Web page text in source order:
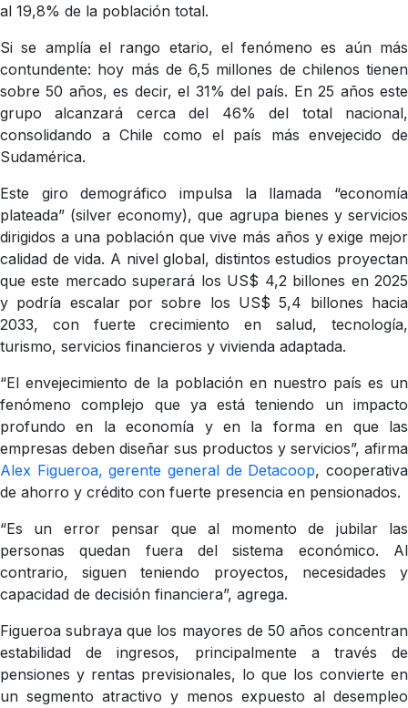
al 19,8% de la población total.
Si se amplía el rango etario, el fenómeno es aún más
contundente: hoy más de 6,5 millones de chilenos tienen
sobre 50 años, es decir, el 31% del país. En 25 años este
grupo alcanzará cerca del 46% del total nacional,
consolidando a Chile como el país más envejecido de
Sudamérica.
Este giro demográfico impulsa la llamada “economía
plateada” (silver economy), que agrupa bienes y servicios
dirigidos a una población que vive más años y exige mejor
calidad de vida. A nivel global, distintos estudios proyectan
que este mercado superará los US$ 4,2 billones en 2025
y podría escalar por sobre los US$ 5,4 billones hacia
2033, con fuerte crecimiento en salud, tecnología,
turismo, servicios financieros y vivienda adaptada.
“El envejecimiento de la población en nuestro país es un
fenómeno complejo que ya está teniendo un impacto
profundo en la economía y en la forma en que las
empresas deben diseñar sus productos y servicios”, afirma
Alex Figueroa, gerente general de Detacoop, cooperativa
de ahorro y crédito con fuerte presencia en pensionados.
“Es un error pensar que al momento de jubilar las
personas quedan fuera del sistema económico. Al
contrario, siguen teniendo proyectos, necesidades y
capacidad de decisión financiera”, agrega.
Figueroa subraya que los mayores de 50 años concentran
estabilidad de ingresos, principalmente a través de
pensiones y rentas previsionales, lo que los convierte en
un segmento atractivo y menos expuesto al desempleo